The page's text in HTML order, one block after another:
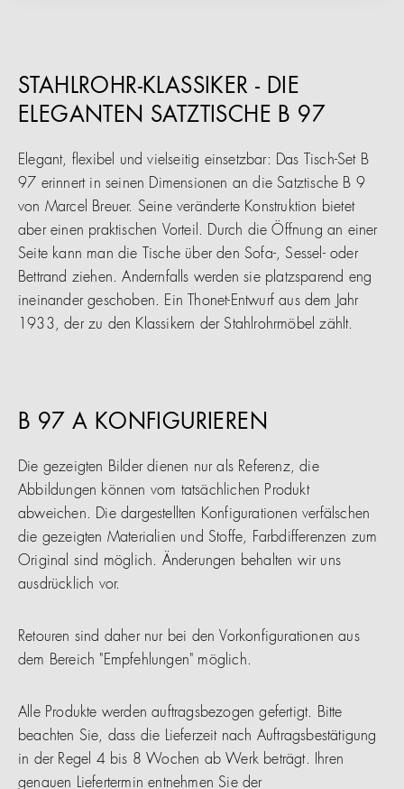
STAHLROHR-KLASSIKER - DIE
ELEGANTEN SATZTISCHE B 97
Elegant, flexibel und vielseitig einsetzbar: Das Tisch-Set B
97 erinnert in seinen Dimensionen an die Satztische B 9
von Marcel Breuer. Seine veränderte Konstruktion bietet
aber einen praktischen Vorteil. Durch die Öffnung an einer
Seite kann man die Tische über den Sofa-, Sessel- oder
Bettrand ziehen. Andernfalls werden sie platzsparend eng
ineinander geschoben. Ein Thonet-Entwurf aus dem Jahr
1933, der zu den Klassikern der Stahlrohrmöbel zählt.
B 97 A KONFIGURIEREN
Die gezeigten Bilder dienen nur als Referenz, die
Abbildungen können vom tatsächlichen Produkt
abweichen. Die dargestellten Konfigurationen verfälschen
die gezeigten Materialien und Stoffe, Farbdifferenzen zum
Original sind möglich. Änderungen behalten wir uns
ausdrücklich vor.
Retouren sind daher nur bei den Vorkonfigurationen aus
dem Bereich "Empfehlungen" möglich.
Alle Produkte werden auftragsbezogen gefertigt. Bitte
beachten Sie, dass die Lieferzeit nach Auftragsbestätigung
in der Regel 4 bis 8 Wochen ab Werk beträgt. Ihren
genauen Liefertermin entnehmen Sie der